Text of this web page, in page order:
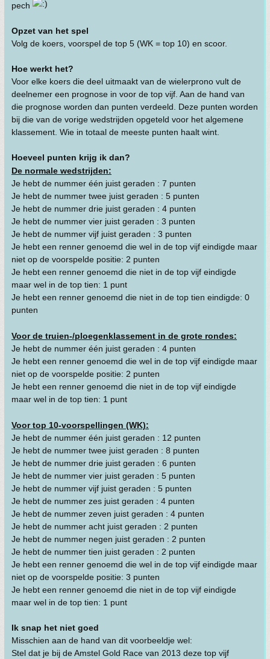
pech
Opzet van het spel
Volg de koers, voorspel de top 5 (WK = top 10) en scoor.
Hoe werkt het?
Voor elke koers die deel uitmaakt van de wielerprono vult de
deelnemer een prognose in voor de top vijf. Aan de hand van
die prognose worden dan punten verdeeld. Deze punten worden
bij die van de vorige wedstrijden opgeteld voor het algemene
klassement. Wie in totaal de meeste punten haalt wint.
Hoeveel punten krijg ik dan?
De normale wedstrijden:
Je hebt de nummer één juist geraden : 7 punten
Je hebt de nummer twee juist geraden : 5 punten
Je hebt de nummer drie juist geraden : 4 punten
Je hebt de nummer vier juist geraden : 3 punten
Je hebt de nummer vijf juist geraden : 3 punten
Je hebt een renner genoemd die wel in de top vijf eindigde maar
niet op de voorspelde positie: 2 punten
Je hebt een renner genoemd die niet in de top vijf eindigde
maar wel in de top tien: 1 punt
Je hebt een renner genoemd die niet in de top tien eindigde: 0
punten
Voor de truien-/ploegenklassement in de grote rondes:
Je hebt de nummer één juist geraden : 4 punten
Je hebt een renner genoemd die wel in de top vijf eindigde maar
niet op de voorspelde positie: 2 punten
Je hebt een renner genoemd die niet in de top vijf eindigde
maar wel in de top tien: 1 punt
Voor top 10-voorspellingen (WK):
Je hebt de nummer één juist geraden : 12 punten
Je hebt de nummer twee juist geraden : 8 punten
Je hebt de nummer drie juist geraden : 6 punten
Je hebt de nummer vier juist geraden : 5 punten
Je hebt de nummer vijf juist geraden : 5 punten
Je hebt de nummer zes juist geraden : 4 punten
Je hebt de nummer zeven juist geraden : 4 punten
Je hebt de nummer acht juist geraden : 2 punten
Je hebt de nummer negen juist geraden : 2 punten
Je hebt de nummer tien juist geraden : 2 punten
Je hebt een renner genoemd die wel in de top vijf eindigde maar
niet op de voorspelde positie: 3 punten
Je hebt een renner genoemd die niet in de top vijf eindigde
maar wel in de top tien: 1 punt
Ik snap het niet goed
Misschien aan de hand van dit voorbeeldje wel:
Stel dat je bij de Amstel Gold Race van 2013 deze top vijf